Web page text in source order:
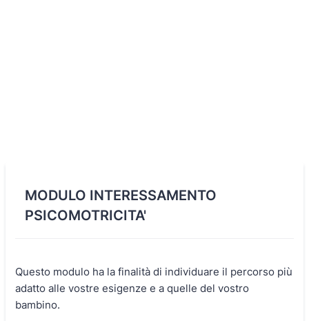
MODULO INTERESSAMENTO
PSICOMOTRICITA'
Questo modulo ha la finalità di individuare il percorso più
adatto alle vostre esigenze e a quelle del vostro
bambino.